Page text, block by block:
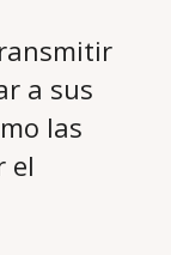
a sus
las
el